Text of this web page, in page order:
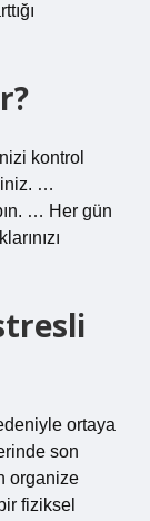
kontrol
…
… Her gün
ortaya
son
organize
fiziksel